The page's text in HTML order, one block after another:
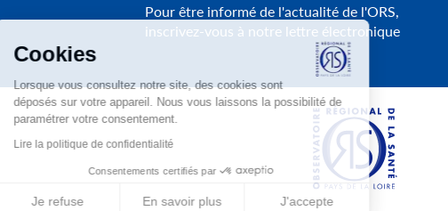
Pour être informé de l'actualité de l'ORS,
inscrivez-vous à notre lettre électronique
Cookies
Lorsque vous consultez notre site, des cookies sont
déposés sur votre appareil. Nous vous laissons la possibilité de
paramétrer votre consentement.
Lire la politique de confidentialité
Consentements certifiés par
Je refuse En savoir plus J'accepte